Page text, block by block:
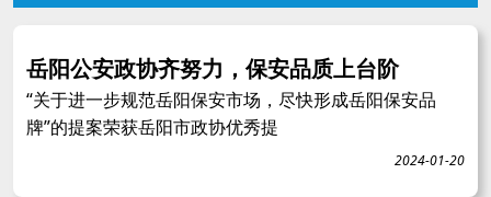
岳阳公安政协齐努力，保安品质上台阶
“关于进一步规范岳阳保安市场，尽快形成岳阳保安品
牌”的提案荣获岳阳市政协优秀提
2024-01-20